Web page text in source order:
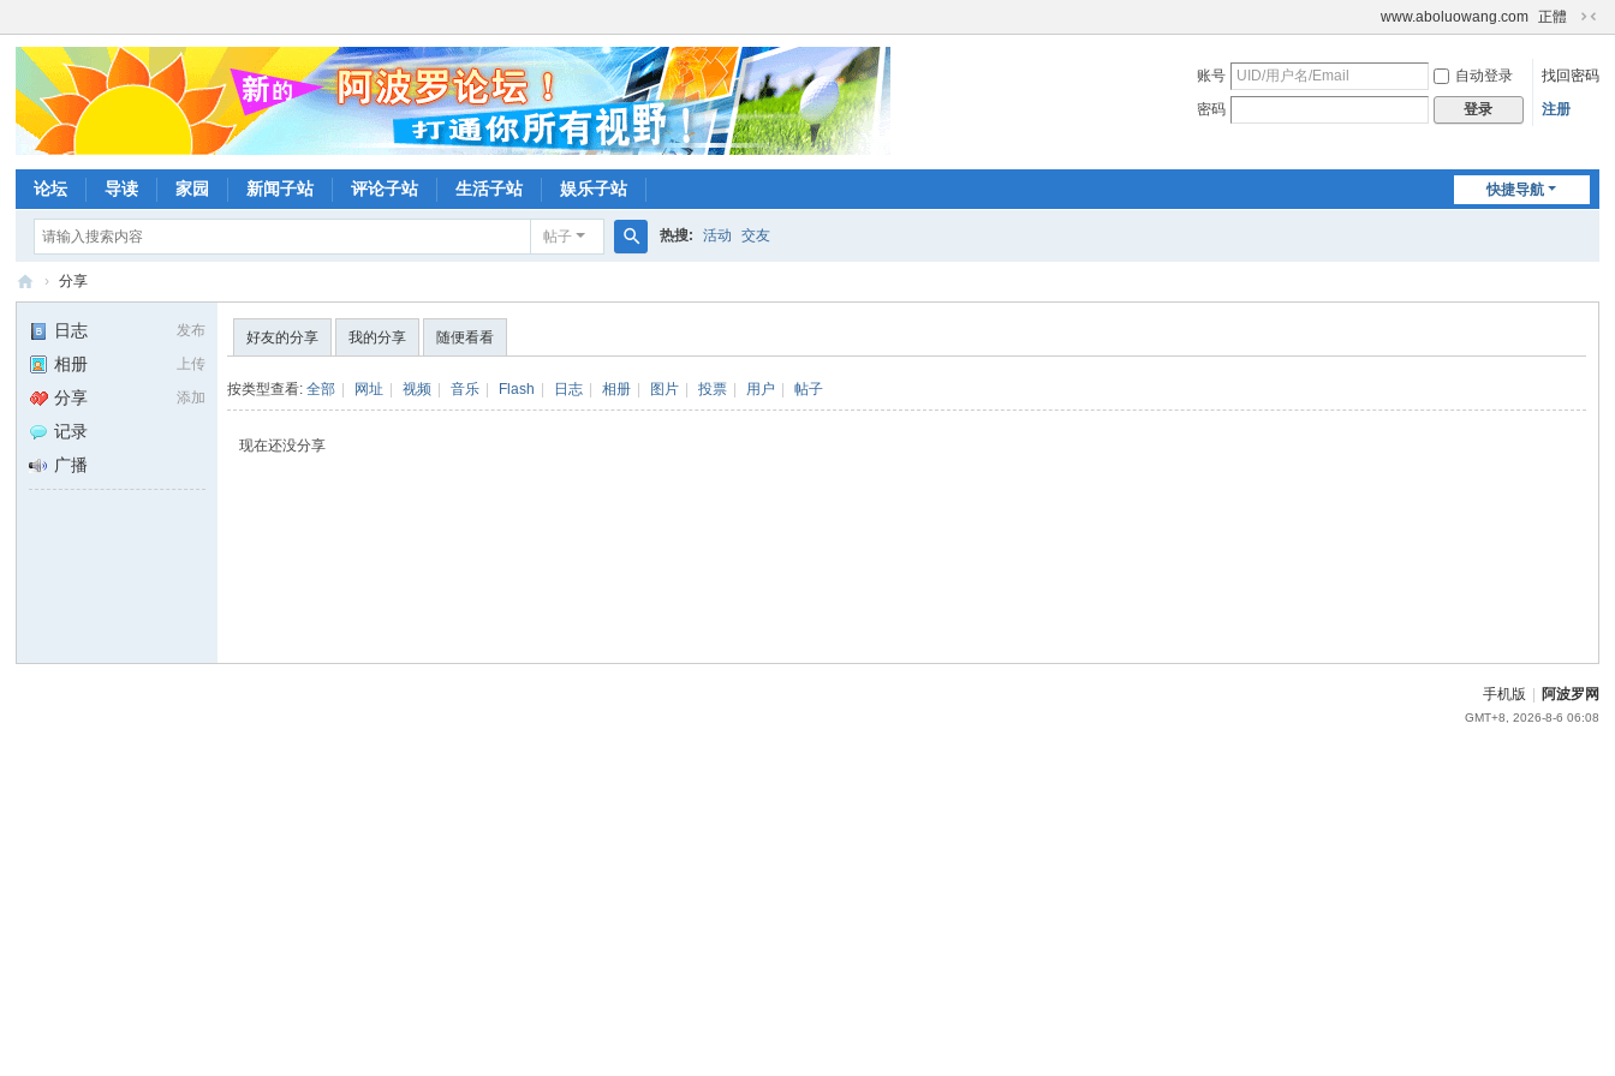
www.aboluowang.com 正體
切
到
账号 自动登录
找回密码
密码
登录 注册
快捷导航
论坛 导读 家园 新闻子站 评论子站 生活子站 娱乐子站
帖子
索
热搜: 活动 交友
坛
› 分享
发布
日志
上传
相册
添加
分享
记录
广播
好友的分享 我的分享 随便看看
按类型查看:全部 网址 视频 音乐 Flash 日志 相册 图片 投票 用户 帖子
现在还没分享
手机版 阿波罗网
GMT+8, 2026-8-6 06:08